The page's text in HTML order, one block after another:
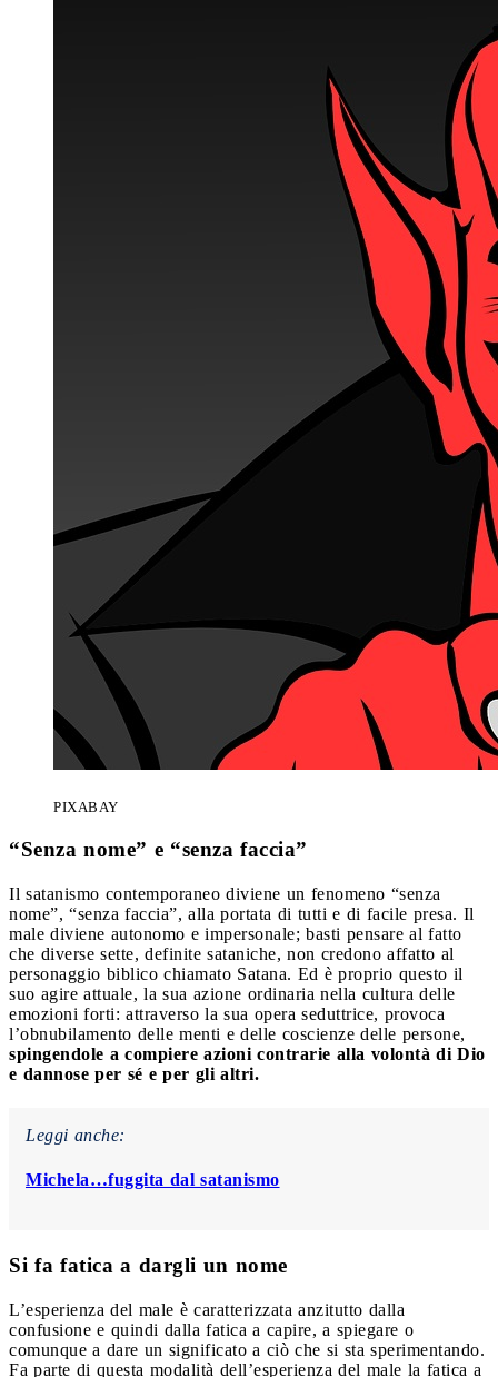
PIXABAY
“Senza nome” e “senza faccia”
Il satanismo contemporaneo diviene un fenomeno “senza
nome”, “senza faccia”, alla portata di tutti e di facile presa. Il
male diviene autonomo e impersonale; basti pensare al fatto
che diverse sette, definite sataniche, non credono affatto al
personaggio biblico chiamato Satana. Ed è proprio questo il
suo agire attuale, la sua azione ordinaria nella cultura delle
emozioni forti: attraverso la sua opera seduttrice, provoca
l’obnubilamento delle menti e delle coscienze delle persone,
spingendole a compiere azioni contrarie alla volontà di Dio
e dannose per sé e per gli altri.
Leggi anche:
Michela…fuggita dal satanismo
Si fa fatica a dargli un nome
L’esperienza del male è caratterizzata anzitutto dalla
confusione e quindi dalla fatica a capire, a spiegare o
comunque a dare un significato a ciò che si sta sperimentando.
Fa parte di questa modalità dell’esperienza del male la fatica a